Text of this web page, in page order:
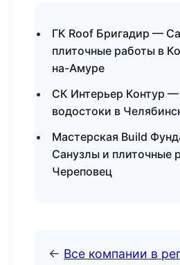
ГК Roof Бригадир —
плиточные работы в
на-Амуре
СК Интерьер Контур
водостоки в
Мастерская Build
Санузлы и плиточные
Череповец
← Все компании в